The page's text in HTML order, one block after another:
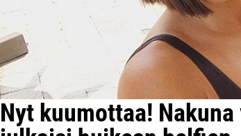
Nyt kuumottaa!